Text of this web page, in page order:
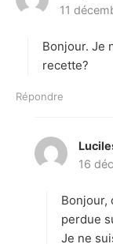
i
11
Bonjour. Je
recette?
Répondre
16
Bonjour,
perdue
Je ne